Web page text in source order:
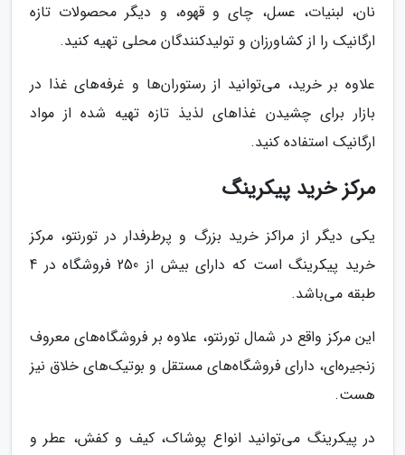
نان، لبنیات، عسل، چای و قهوه، و دیگر محصولات تازه
ارگانیک را از کشاورزان و تولیدکنندگان محلی تهیه کنید.
علاوه بر خرید، می‌توانید از رستوران‌ها و غرفه‌های غذا در
بازار برای چشیدن غذاهای لذیذ تازه تهیه شده از مواد
ارگانیک استفاده کنید.
مرکز خرید پیکرینگ
یکی دیگر از مراکز خرید بزرگ و پرطرفدار در تورنتو، مرکز
خرید پیکرینگ است که دارای بیش از 250 فروشگاه در 4
طبقه می‌باشد.
این مرکز واقع در شمال تورنتو، علاوه بر فروشگاه‌های معروف
زنجیره‌ای، دارای فروشگاه‌های مستقل و بوتیک‌های خلاق نیز
هست.
در پیکرینگ می‌توانید انواع پوشاک، کیف و کفش، عطر و